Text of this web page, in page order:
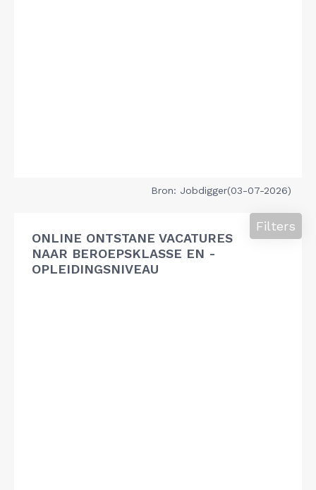
Bron: Jobdigger(03-07-2026)
ONLINE ONTSTANE VACATURES
NAAR BEROEPSKLASSE EN -
OPLEIDINGSNIVEAU
Filters